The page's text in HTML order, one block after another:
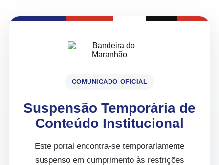
COMUNICADO OFICIAL
Suspensão Temporária de
Conteúdo Institucional
Este portal encontra-se temporariamente
suspenso em cumprimento às restrições